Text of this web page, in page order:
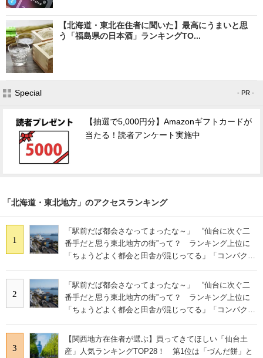
【北海道・東北在住者に聞いた】最高にうまいと思
う「福島県の日本酒」ランキングTO...
Special - PR -
【抽選で5,000円分】Amazonギフトカードが
当たる！読者アンケート実施中
「北海道・東北地方」のアクセスランキング
1
「駅前だば都会さなってまったな～」 “仙台に次ぐ二
番手だと思う東北地方の街”って？ ランキング上位に
「ちょうどよく都会と田舎が混じってる」「コンパクト
2
「駅前だば都会さなってまったな～」 “仙台に次ぐ二
番手だと思う東北地方の街”って？ ランキング上位に
「ちょうどよく都会と田舎が混じってる」「コンパクト
3
【関西地方在住者が選ぶ】買ってきてほしい「仙台土
産」人気ランキングTOP28！ 第1位は「づんだ餅」と